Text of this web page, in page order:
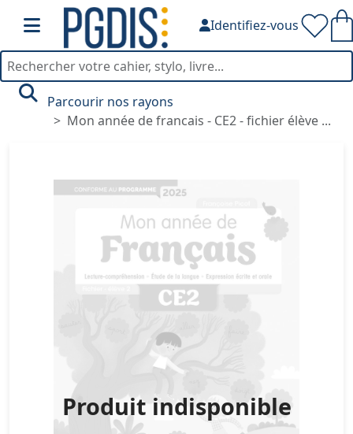
Identifiez-vous
Parcourir nos rayons
Mon année de francais - CE2 - fichier élève ...
Produit indisponible